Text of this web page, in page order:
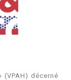
(VPAH) décerné